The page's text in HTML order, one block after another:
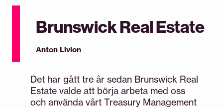
Brunswick Real Estate
Anton Livion
Det har gått tre år sedan Brunswick Real
Estate valde att börja arbeta med oss
och använda vårt Treasury Management